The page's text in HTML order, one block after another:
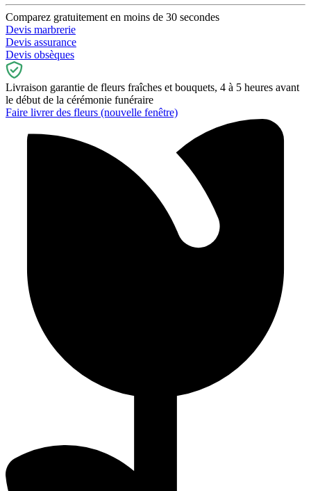
Comparez gratuitement en moins de 30 secondes
Devis marbrerie
Devis assurance
Devis obsèques
Livraison garantie de fleurs fraîches et bouquets, 4 à 5 heures avant
le début de la cérémonie funéraire
Faire livrer des fleurs (nouvelle fenêtre)